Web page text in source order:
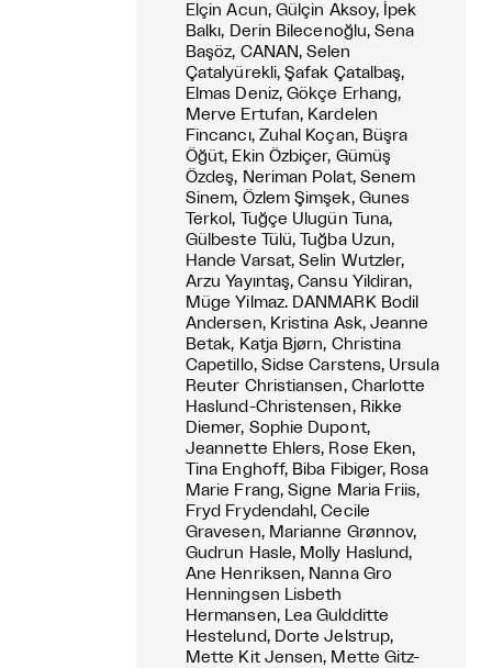
Elçin Acun, Gülçin Aksoy, İpek
Balkı, Derin Bilecenoğlu, Sena
Başöz, CANAN, Selen
Çatalyürekli, Şafak Çatalbaş,
Elmas Deniz, Gökçe Erhang,
Merve Ertufan, Kardelen
Fincancı, Zuhal Koçan, Büşra
Öğüt, Ekin Özbiçer, Gümüş
Özdeş, Neriman Polat, Senem
Sinem, Özlem Şimşek, Gunes
Terkol, Tuğçe Ulugün Tuna,
Gülbeste Tülü, Tuğba Uzun,
Hande Varsat, Selin Wutzler,
Arzu Yayıntaş, Cansu Yildiran,
Müge Yilmaz. DANMARK Bodil
Andersen, Kristina Ask, Jeanne
Betak, Katja Bjørn, Christina
Capetillo, Sidse Carstens, Ursula
Reuter Christiansen, Charlotte
Haslund-Christensen, Rikke
Diemer, Sophie Dupont,
Jeannette Ehlers, Rose Eken,
Tina Enghoff, Biba Fibiger, Rosa
Marie Frang, Signe Maria Friis,
Fryd Frydendahl, Cecile
Gravesen, Marianne Grønnov,
Gudrun Hasle, Molly Haslund,
Ane Henriksen, Nanna Gro
Henningsen Lisbeth
Hermansen, Lea Guldditte
Hestelund, Dorte Jelstrup,
Mette Kit Jensen, Mette Gitz-